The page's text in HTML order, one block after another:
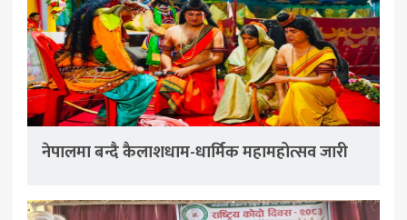
नेपालमा बन्दै कैलाशधाम-धार्मिक महामहोत्सव जारी